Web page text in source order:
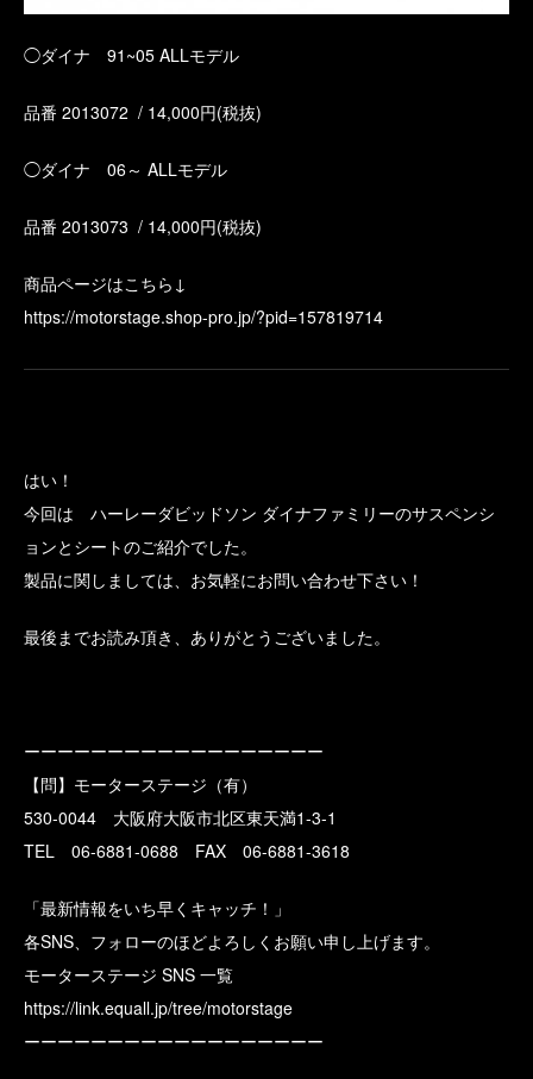
◯ダイナ 91~05 ALLモデル
品番 2013072 / 14,000円(税抜)
◯ダイナ 06～ ALLモデル
品番 2013073 / 14,000円(税抜)
商品ページはこちら↓
https://motorstage.shop-pro.jp/?pid=157819714
はい！
今回は ハーレーダビッドソン ダイナファミリーのサスペンシ
ョンとシートのご紹介でした。
製品に関しましては、お気軽にお問い合わせ下さい！
最後までお読み頂き、ありがとうございました。
ーーーーーーーーーーーーーーーーーー
【問】モーターステージ（有）
530-0044 大阪府大阪市北区東天満1-3-1
TEL 06-6881-0688 FAX 06-6881-3618
「最新情報をいち早くキャッチ！」
各SNS、フォローのほどよろしくお願い申し上げます。
モーターステージ SNS 一覧
https://link.equall.jp/tree/motorstage
ーーーーーーーーーーーーーーーーーー